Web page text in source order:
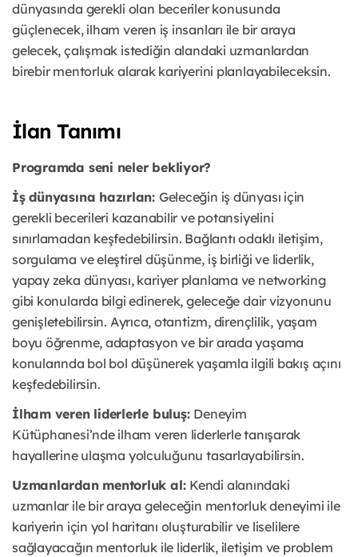
dünyasında gerekli olan beceriler konusunda
güçlenecek, ilham veren iş insanları ile bir araya
gelecek, çalışmak istediğin alandaki uzmanlardan
birebir mentorluk alarak kariyerini planlayabileceksin.
İlan Tanımı
Programda seni neler bekliyor?
İş dünyasına hazırlan: Geleceğin iş dünyası için
gerekli becerileri kazanabilir ve potansiyelini
sınırlamadan keşfedebilirsin. Bağlantı odaklı iletişim,
sorgulama ve eleştirel düşünme, iş birliği ve liderlik,
yapay zeka dünyası, kariyer planlama ve networking
gibi konularda bilgi edinerek, geleceğe dair vizyonunu
genişletebilirsin. Ayrıca, otantizm, dirençlilik, yaşam
boyu öğrenme, adaptasyon ve bir arada yaşama
konularında bol bol düşünerek yaşamla ilgili bakış açını
keşfedebilirsin.
İlham veren liderlerle buluş: Deneyim
Kütüphanesi’nde ilham veren liderlerle tanışarak
hayallerine ulaşma yolculuğunu tasarlayabilirsin.
Uzmanlardan mentorluk al: Kendi alanındaki
uzmanlar ile bir araya geleceğin mentorluk deneyimi ile
kariyerin için yol haritanı oluşturabilir ve liselilere
sağlayacağın mentorluk ile liderlik, iletişim ve problem